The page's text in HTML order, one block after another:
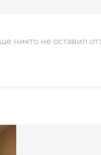
никто не оставил